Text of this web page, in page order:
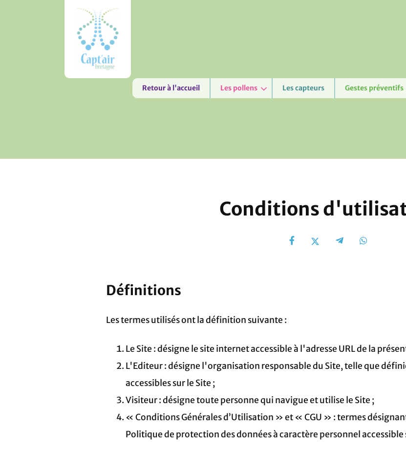
Retour à l'accueil Les pollens Les capteurs Gestes préventifs
Conditions
Définitions
Les termes utilisés ont la définition suivante :
Le Site : désigne le site internet accessible à l'adresse URL de la
L'Editeur : désigne l'organisation responsable du Site, telle que
accessibles sur le Site ;
Visiteur : désigne toute personne qui navigue et utilise le Site ;
« Conditions Générales d’Utilisation » et « CGU » : termes
Politique de protection des données à caractère personnel accessible